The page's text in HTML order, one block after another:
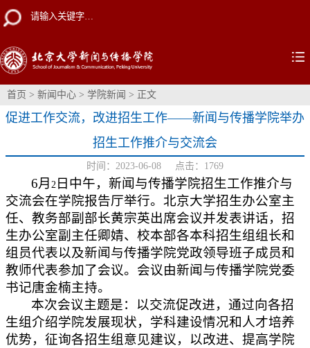
首页 > 新闻中心 > 学院新闻 > 正文
促进工作交流，改进招生工作——新闻与传播学院举办
招生工作推介与交流会
时间：2023-06-08 点击： 1769
6月 2 日中午，新闻与传播学院招生工作推介与
交流会在学院报告厅举行。北京大学招生办公室主
任、教务部副部长黄宗英出席会议并发表讲话，招
生办公室副主任卿婧、校本部各本科招生组组长和
组员代表以及新闻与传播学院党政领导班子成员和
教师代表参加了会议。会议由新闻与传播学院党委
书记唐金楠主持。
本次会议主题是：以交流促改进，通过向各招
生组介绍学院发展现状，学科建设情况和人才培养
优势，征询各招生组意见建议，以改进、提高学院